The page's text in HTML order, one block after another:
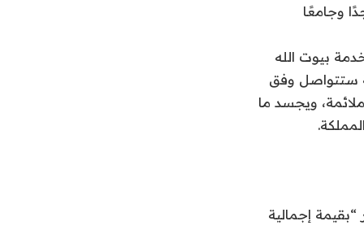
الحدود الشمالية عقدًا لصيانة (68) مسجدًا وجامعًا
بيوت الله
ستتواصل وفق
ويجسد ما
إجمالية